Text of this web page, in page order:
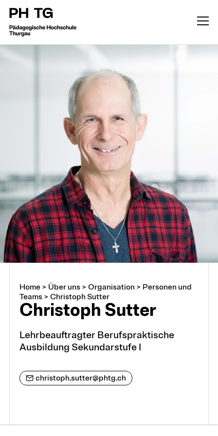
Über uns
Arbeiten an der PHTG
Offene Stellen
Lehrstellen
Home> Über uns> Organisation > Personen und
Teams> Christoph Sutter
Christoph Sutter
Lehrbeauftragter Berufspraktische
Ausbildung Sekundarstufe I
christoph.sutter@phtg.ch